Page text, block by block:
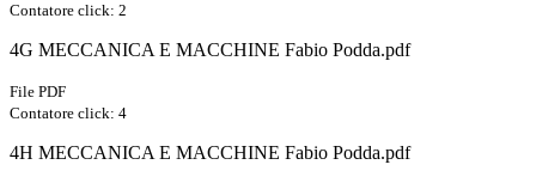
Contatore click: 2
4G MECCANICA E MACCHINE Fabio Podda.pdf
File PDF
Contatore click: 4
4H MECCANICA E MACCHINE Fabio Podda.pdf